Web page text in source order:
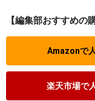
【編集部おすすめの
Amazonで
楽天市場で